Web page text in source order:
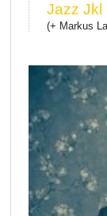
Jazz Jkl
(+ Markus